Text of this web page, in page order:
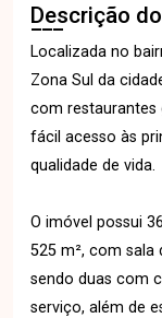
Descrição
Localizada no
Zona Sul da
com restaurantes
fácil acesso às
qualidade de vida.
O imóvel possui
525 m², com sala
sendo duas com
serviço, além de